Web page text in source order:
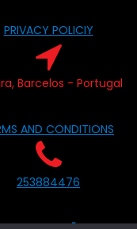
PRIVACY POLICIY
Barcelos - Portugal
AND CONDITIONS
253884476